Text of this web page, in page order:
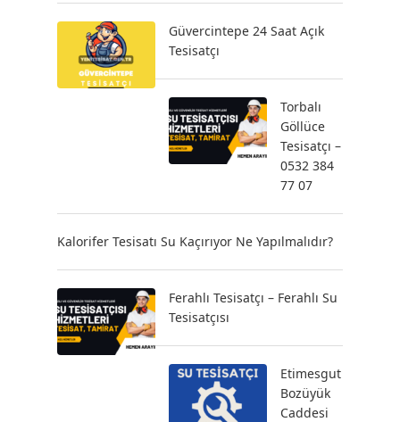
Güvercintepe 24 Saat Açık
Tesisatçı
Torbalı
Göllüce
Tesisatçı –
0532 384
77 07
Kalorifer Tesisatı Su Kaçırıyor Ne Yapılmalıdır?
Ferahlı Tesisatçı – Ferahlı Su
Tesisatçısı
Etimesgut
Bozüyük
Caddesi